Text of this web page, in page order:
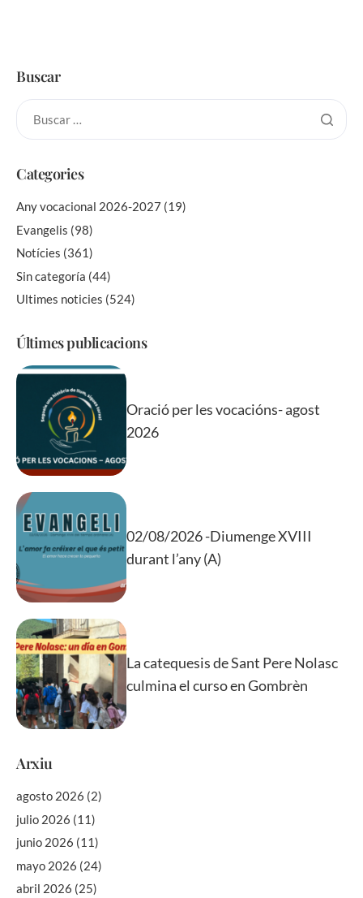
Buscar
Categories
Any vocacional 2026-2027 (19)
Evangelis (98)
Notícies (361)
Sin categoría (44)
Ultimes noticies (524)
Últimes publicacions
Oració per les vocacións- agost
2026
02/08/2026 -Diumenge XVIII
durant l’any (A)
La catequesis de Sant Pere Nolasc
culmina el curso en Gombrèn
Arxiu
agosto 2026 (2)
julio 2026 (11)
junio 2026 (11)
mayo 2026 (24)
abril 2026 (25)